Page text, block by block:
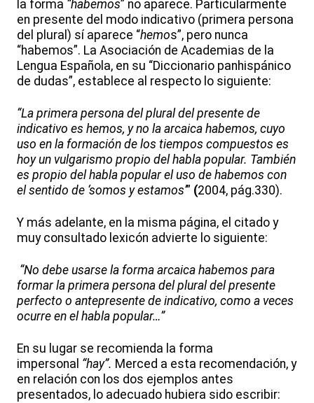
la forma “habemos” no aparece. Particularmente
en presente del modo indicativo (primera persona
del plural) sí aparece “hemos”, pero nunca
“habemos”. La Asociación de Academias de la
Lengua Española, en su “Diccionario panhispánico
de dudas”, establece al respecto lo siguiente:
“La primera persona del plural del presente de
indicativo es hemos, y no la arcaica habemos, cuyo
uso en la formación de los tiempos compuestos es
hoy un vulgarismo propio del habla popular. También
es propio del habla popular el uso de habemos con
el sentido de ‘somos y estamos’” (2004, pág.330).
Y más adelante, en la misma página, el citado y
muy consultado lexicón advierte lo siguiente:
“No debe usarse la forma arcaica habemos para
formar la primera persona del plural del presente
perfecto o antepresente de indicativo, como a veces
ocurre en el habla popular…”
En su lugar se recomienda la forma
impersonal “hay”. Merced a esta recomendación, y
en relación con los dos ejemplos antes
presentados, lo adecuado hubiera sido escribir: